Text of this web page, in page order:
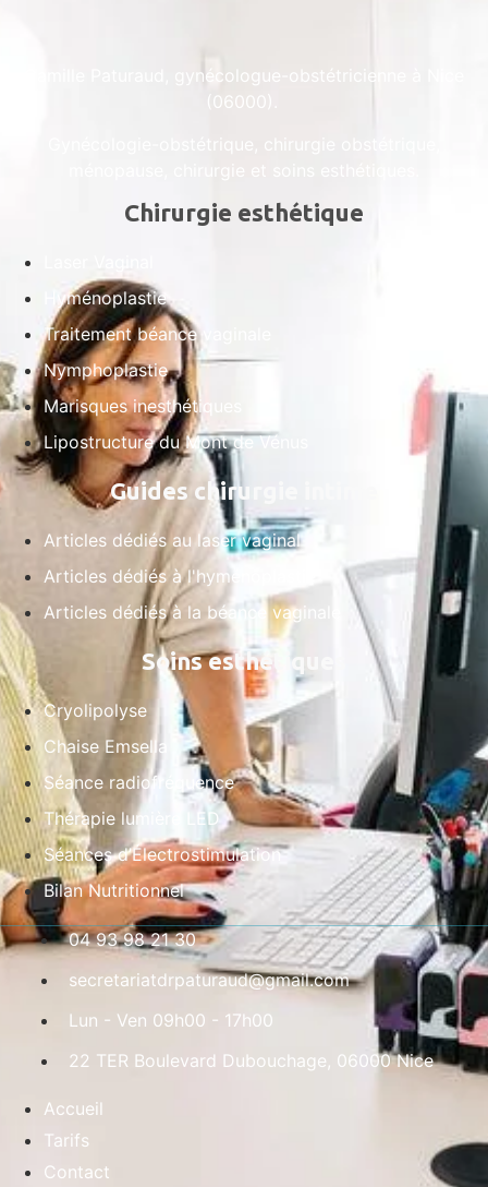
Camille Paturaud, gynécologue-obstétricienne à Nice
(06000).
Chirurgie esthétique
Hyménoplastie
Traitement béance vaginale
Nymphoplastie
Marisques inesthétiques
Lipostructure du Mont de Vénus
Guides chirurgie intime
Articles dédiés au laser vaginal
Articles dédiés à l'hyménoplastie
Articles dédiés à la béance vaginale
Soins esthétiques
Cryolipolyse
Chaise Emsella
Séance radiofréquence
Thérapie lumière LED
Séances d’Électrostimulation
Bilan Nutritionnel
04 93 98 21 30
secretariatdrpaturaud@gmail.com
Lun - Ven 09h00 - 17h00
22 TER Boulevard Dubouchage, 06000 Nice
Accueil
Tarifs
Contact